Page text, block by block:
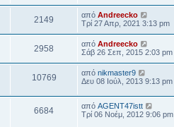
2149 από Andreecko
Τρί 27 Απρ, 2021 3:13 pm
2958 από Andreecko
Σάβ 26 Σεπ, 2015 2:03 pm
10769 από nikmaster9
Δευ 08 Ιούλ, 2013 9:13 pm
6684 από AGENT47istt
Τρί 06 Νοέμ, 2012 9:06 pm